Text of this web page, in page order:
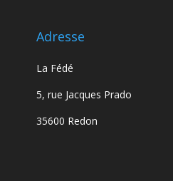
Adresse
La Fédé
5, rue Jacques Prado
35600 Redon